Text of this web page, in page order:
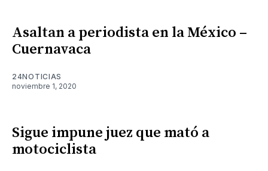
Asaltan a periodista en la México –
Cuernavaca
24NOTICIAS
noviembre 1, 2020
Sigue impune juez que mató a
motociclista